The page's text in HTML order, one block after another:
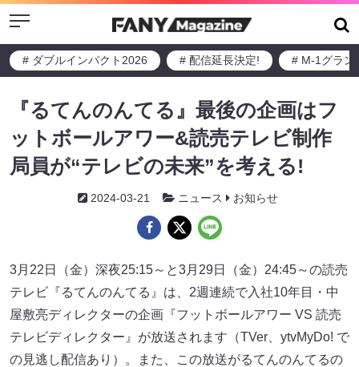
Menu
# ダブルインパクト2026 # 配信延長決定! # M-1グラン
『るてんのんてる』最後の企画はフ
ットボールアワー&読売テレビ制作
局員が“テレビの未来”を考える!
2024-03-21 ニュース お知らせ
3月22日（金）深夜25:15～と3月29日（金）24:45～の読売
テレビ『るてんのんてる』は、2週連続で入社10年目・中
屋敷亮ディレクターの企画『フットボールアワー VS 読売
テレビディレクター』が放送されます（TVer、ytvMyDo! で
の見逃し配信あり）。また、この放送がるてんのんてるの